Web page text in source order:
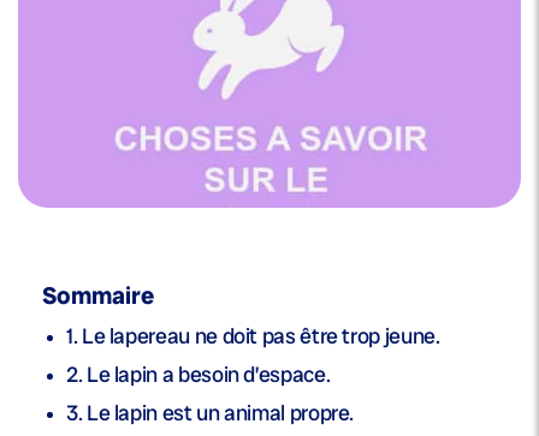
Sommaire
1. Le lapereau ne doit pas être trop jeune.
2. Le lapin a besoin d’espace.
3. Le lapin est un animal propre.